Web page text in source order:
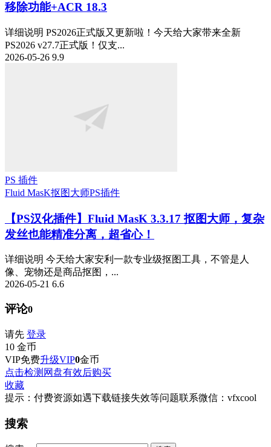
移除功能+ACR 18.3
详细说明 PS2026正式版又更新啦！今天给大家带来全新
PS2026 v27.7正式版！仅支...
2026-05-26 9.9
PS 插件
Fluid MasK抠图大师PS插件
【PS汉化插件】Fluid MasK 3.3.17 抠图大师，复杂
发丝也能精准分离，超省心！
详细说明 今天给大家安利一款专业级抠图工具，不管是人
像、宠物还是商品抠图，...
2026-05-21 6.6
评论0
请先 登录
10 金币
VIP免费升级VIP0金币
点击检测网盘有效后购买
收藏
提示：付费资源如遇下载链接失效等问题联系微信：vfxcool
搜索